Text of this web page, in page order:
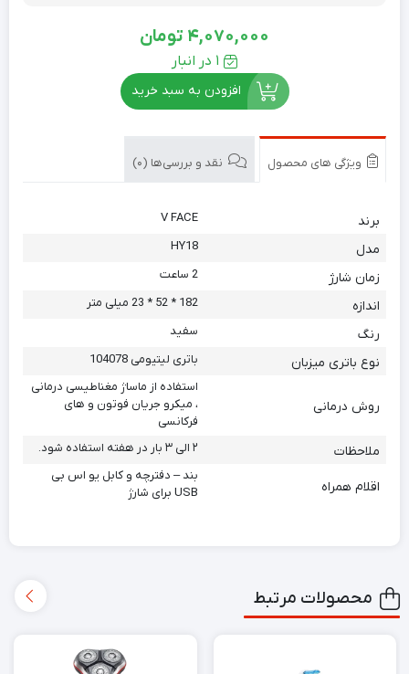
4,070,000 تومان
1 در انبار
افزودن به سبد خرید
ویژگی های محصول نقد و بررسی‌ها (0)
برند V FACE
مدل HY18
زمان شارژ 2 ساعت
اندازه 182 * 52 * 23 میلی متر
رنگ سفید
نوع باتری میزبان باتری لیتیومی 104078
روش درمانی
استفاده از ماساژ مغناطیسی درمانی
، میکرو جریان فوتون و های
فرکانسی
ملاحظات ۲ الی ۳ بار در هفته استفاده شود.
اقلام همراه
بند – دفترچه و کابل یو اس بی
USB برای شارژ
محصولات مرتبط